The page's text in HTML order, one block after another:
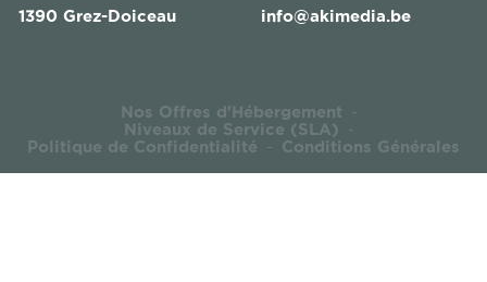
1390 Grez-Doiceau
info@akimedia.be
Nos Offres d'Hébergement -
Niveaux de Service (SLA) -
Politique de Confidentialité - Conditions Générales